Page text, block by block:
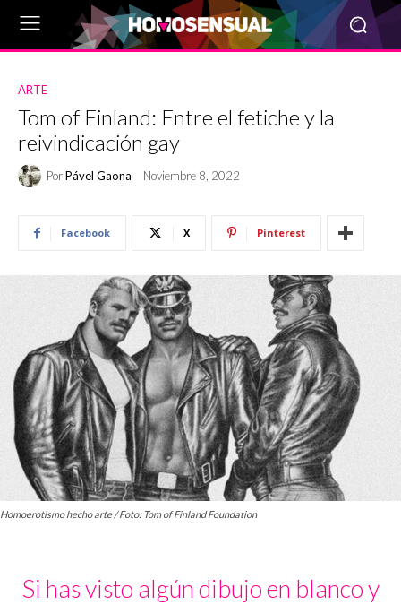
ARTE
Tom of Finland: Entre el fetiche y la
reivindicación gay
PorPável Gaona Noviembre 8, 2022
Facebook X Pinterest
Homoerotismo hecho arte / Foto: Tom of Finland Foundation
Si has visto algún dibujo en blanco y